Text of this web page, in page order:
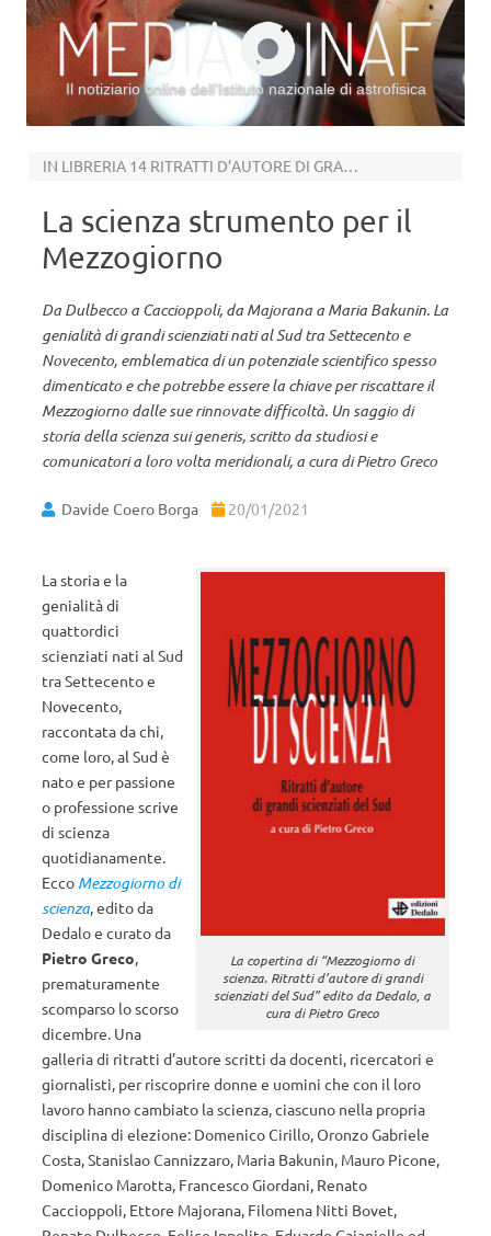
Il notiziario online dell’Istituto nazionale di astrofisica
IN LIBRERIA 14 RITRATTI D’AUTORE DI GRANDI SCIENZIATI DEL SUD
La scienza strumento per il
Mezzogiorno
Da Dulbecco a Caccioppoli, da Majorana a Maria Bakunin. La
genialità di grandi scienziati nati al Sud tra Settecento e
Novecento, emblematica di un potenziale scientifico spesso
dimenticato e che potrebbe essere la chiave per riscattare il
Mezzogiorno dalle sue rinnovate difficoltà. Un saggio di
storia della scienza sui generis, scritto da studiosi e
comunicatori a loro volta meridionali, a cura di Pietro Greco
Davide Coero Borga 20/01/2021
La copertina di “Mezzogiorno di
scienza. Ritratti d’autore di grandi
scienziati del Sud” edito da Dedalo, a
cura di Pietro Greco
La storia e la
genialità di
quattordici
scienziati nati al Sud
tra Settecento e
Novecento,
raccontata da chi,
come loro, al Sud è
nato e per passione
o professione scrive
di scienza
quotidianamente.
Ecco Mezzogiorno di
scienza, edito da
Dedalo e curato da
Pietro Greco,
prematuramente
scomparso lo scorso
dicembre. Una
galleria di ritratti d’autore scritti da docenti, ricercatori e
giornalisti, per riscoprire donne e uomini che con il loro
lavoro hanno cambiato la scienza, ciascuno nella propria
disciplina di elezione: Domenico Cirillo, Oronzo Gabriele
Costa, Stanislao Cannizzaro, Maria Bakunin, Mauro Picone,
Domenico Marotta, Francesco Giordani, Renato
Caccioppoli, Ettore Majorana, Filomena Nitti Bovet,